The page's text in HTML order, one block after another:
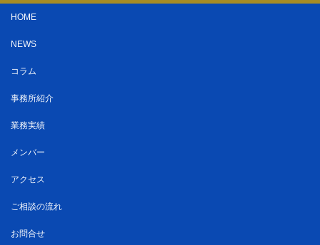
HOME
NEWS
コラム
事務所紹介
業務実績
メンバー
アクセス
ご相談の流れ
お問合せ